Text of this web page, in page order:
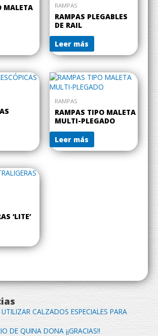
MALETA
RAMPAS
RAMPAS PLEGABLES
DE RAIL
Leer más
RAMPAS
RAMPAS TIPO MALETA
MULTI-PLEGADO
Leer más
‘LITE’
CALZADOS ESPECIALES PARA
DE QUINA DONA ¡¡GRACIAS!!